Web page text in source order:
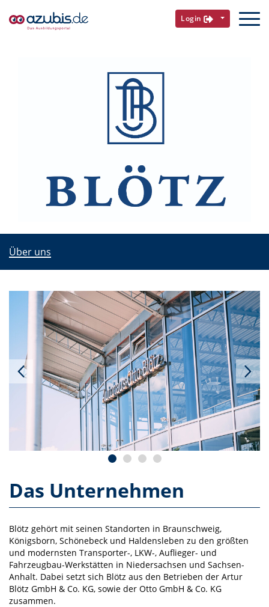
Login
Über uns
Das Unternehmen
Blötz gehört mit seinen Standorten in Braunschweig,
Königsborn, Schönebeck und Haldensleben zu den größten
und modernsten Transporter-, LKW-, Auflieger- und
Fahrzeugbau-Werkstätten in Niedersachsen und Sachsen-
Anhalt. Dabei setzt sich Blötz aus den Betrieben der Artur
Blötz GmbH & Co. KG, sowie der Otto GmbH & Co. KG
zusammen.